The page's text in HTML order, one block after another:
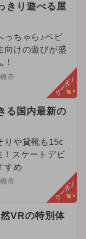
ハロウィン
きり遊べる屋
っちゃら♪ベビ
向けの遊びが盛
市 クーポン
る国内最新の
りや貸靴も15c
！スケートデビ
すめ
市 クーポン
VRの特別体